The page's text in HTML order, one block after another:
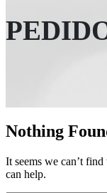
Nothing
It seems we can’t
can help.